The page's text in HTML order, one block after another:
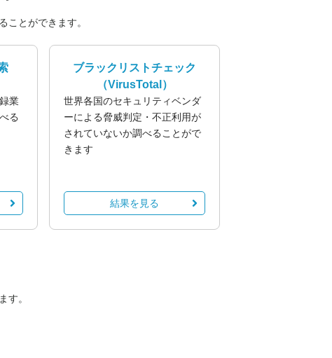
ことができます。
業
る
ブラックリストチェック
（VirusTotal）
世界各国のセキュリティベンダ
ーによる脅威判定・不正利用が
されていないか調べることがで
きます
結果を見る
す。